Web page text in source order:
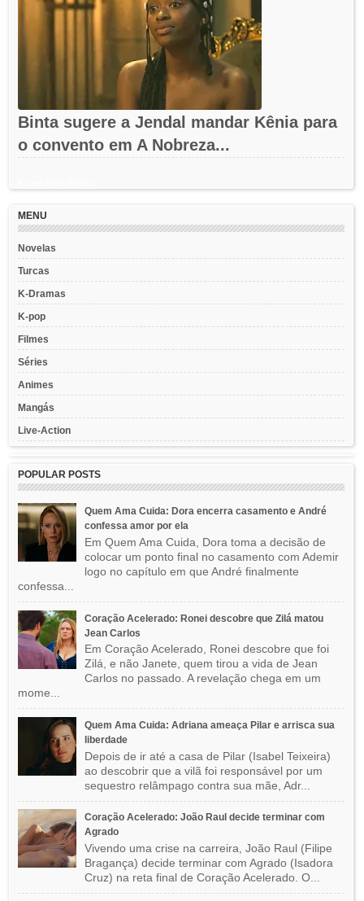
Binta sugere a Jendal mandar Kênia para
o convento em A Nobreza...
MENU
Novelas
Turcas
K-Dramas
K-pop
Filmes
Séries
Animes
Mangás
Live-Action
POPULAR POSTS
Quem Ama Cuida: Dora encerra casamento e André
confessa amor por ela
Em Quem Ama Cuida, Dora toma a decisão de
colocar um ponto final no casamento com Ademir
logo no capítulo em que André finalmente
confessa...
Coração Acelerado: Ronei descobre que Zilá matou
Jean Carlos
Em Coração Acelerado, Ronei descobre que foi
Zilá, e não Janete, quem tirou a vida de Jean
Carlos no passado. A revelação chega em um
mome...
Quem Ama Cuida: Adriana ameaça Pilar e arrisca sua
liberdade
Depois de ir até a casa de Pilar (Isabel Teixeira)
ao descobrir que a vilã foi responsável por um
sequestro relâmpago contra sua mãe, Adr...
Coração Acelerado: João Raul decide terminar com
Agrado
Vivendo uma crise na carreira, João Raul (Filipe
Bragança) decide terminar com Agrado (Isadora
Cruz) na reta final de Coração Acelerado. O...